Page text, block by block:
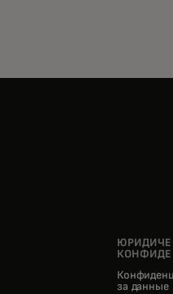
за данные